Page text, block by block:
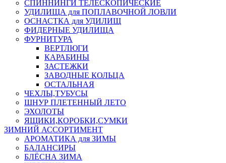
СПИННИНГИ ТЕЛЕСКОПИЧЕСКИЕ
УДИЛИЩА для ПОПЛАВОЧНОЙ ЛОВЛИ
ОСНАСТКА для УДИЛИЩ
ФИДЕРНЫЕ УДИЛИЩА
ФУРНИТУРА
ВЕРТЛЮГИ
КАРАБИНЫ
ЗАСТЕЖКИ
ЗАВОДНЫЕ КОЛЬЦА
ОСТАЛЬНАЯ
ЧЕХЛЫ,ТУБУСЫ
ШНУР ПЛЕТЕННЫЙ ЛЕТО
ЭХОЛОТЫ
ЯЩИКИ,КОРОБКИ,СУМКИ
ЗИМНИЙ АССОРТИМЕНТ
АРОМАТИКА для ЗИМЫ
БАЛАНСИРЫ
БЛЁСНА ЗИМА